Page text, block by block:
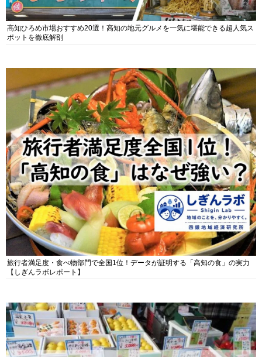
高知ひろめ市場おすすめ20選！高知の地元グルメを一気に堪能できる超人気ス
ポットを徹底解剖
旅行者満足度・食べ物部門で全国1位！データが証明する「高知の食」の実力
【しぎんラボレポート】